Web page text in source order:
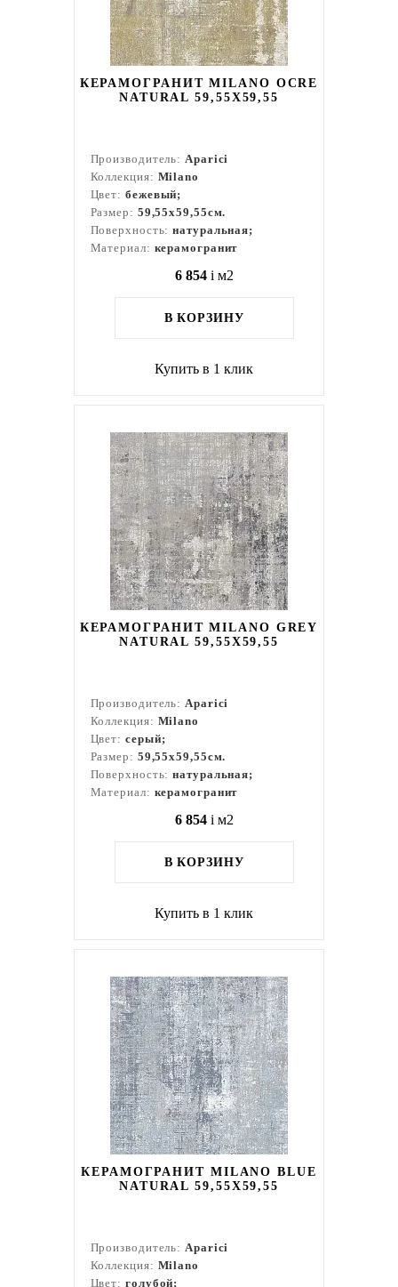
КЕРАМОГРАНИТ MILANO OCRE
NATURAL 59,55X59,55
Производитель:Aparici
Коллекция: Milano
Цвет: бежевый;
Размер: 59,55x59,55см.
Поверхность:натуральная;
Материал: керамогранит
6 854 i м2
В КОРЗИНУ
Купить в 1 клик
КЕРАМОГРАНИТ MILANO GREY
NATURAL 59,55X59,55
Производитель:Aparici
Коллекция: Milano
Цвет: серый;
Размер: 59,55x59,55см.
Поверхность:натуральная;
Материал: керамогранит
6 854 i м2
В КОРЗИНУ
Купить в 1 клик
КЕРАМОГРАНИТ MILANO BLUE
NATURAL 59,55X59,55
Производитель:Aparici
Коллекция: Milano
Цвет: голубой;